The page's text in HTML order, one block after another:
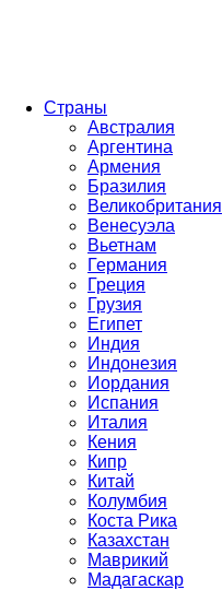
Страны
Австралия
Аргентина
Армения
Бразилия
Великобритания
Венесуэла
Вьетнам
Германия
Греция
Грузия
Египет
Индия
Индонезия
Иордания
Испания
Италия
Кения
Кипр
Китай
Колумбия
Коста Рика
Казахстан
Маврикий
Мадагаскар